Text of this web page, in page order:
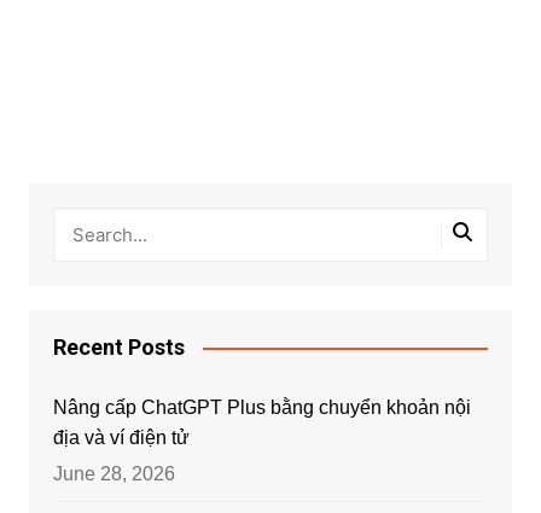
Recent Posts
Nâng cấp ChatGPT Plus bằng chuyển khoản nội
địa và ví điện tử
June 28, 2026